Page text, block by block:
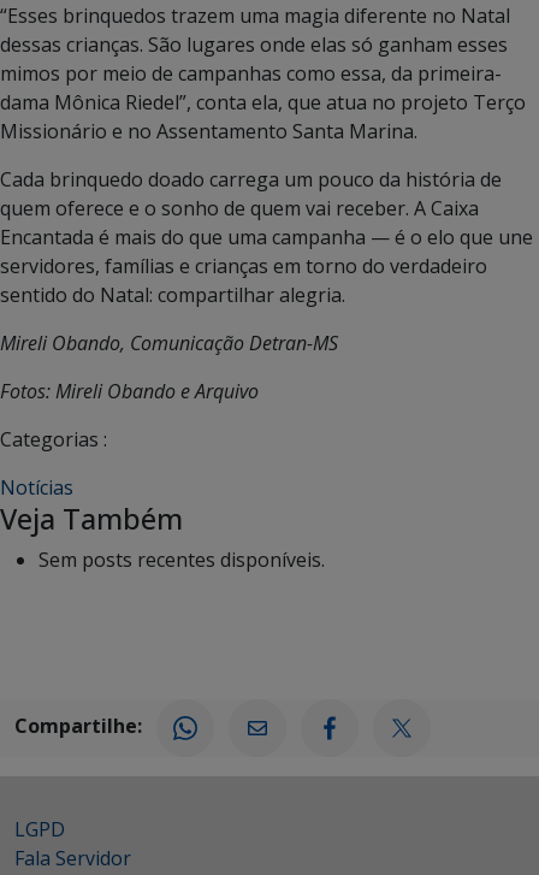
“Esses brinquedos trazem uma magia diferente no Natal
dessas crianças. São lugares onde elas só ganham esses
mimos por meio de campanhas como essa, da primeira-
dama Mônica Riedel”, conta ela, que atua no projeto Terço
Missionário e no Assentamento Santa Marina.
Cada brinquedo doado carrega um pouco da história de
quem oferece e o sonho de quem vai receber. A Caixa
Encantada é mais do que uma campanha — é o elo que une
servidores, famílias e crianças em torno do verdadeiro
sentido do Natal: compartilhar alegria.
Mireli Obando, Comunicação Detran-MS
Fotos: Mireli Obando e Arquivo
Categorias :
Notícias
Veja Também
Sem posts recentes disponíveis.
Compartilhe:
LGPD
Fala Servidor